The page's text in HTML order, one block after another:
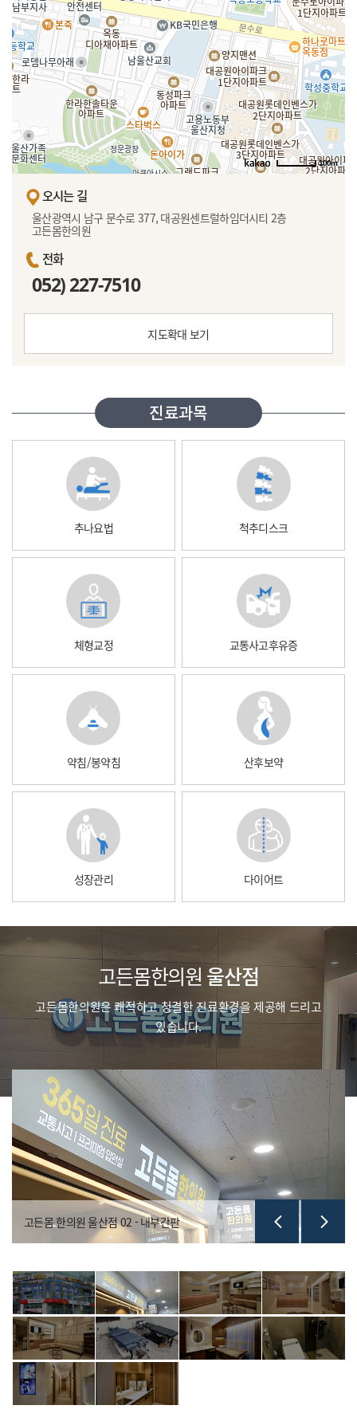
100m
오시는 길
울산광역시 남구 문수로 377, 대공원센트럴하임더시티 2층
고든몸한의원
전화
052) 227-7510
지도확대 보기
진료과목
추나요법 척추디스크
체형교정 교통사고후유증
약침/봉약침 산후보약
성장관리 다이어트
고든몸한의원 울산점
고든몸한의원은 쾌적하고 청결한 진료환경을 제공해 드리고
있습니다.
고든몸 한의원 울산점 02 - 내부간판